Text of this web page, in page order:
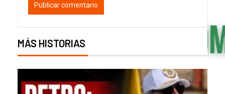
MÁS HISTORIAS